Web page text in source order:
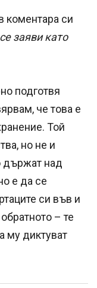
коментара си
заяви като
подготвя
че това е
Той
но не и
държат над
е да се
си във и
– те
му диктуват